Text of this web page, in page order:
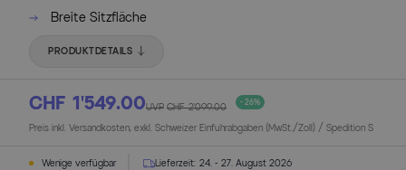
Breite Sitzfläche
PRODUKTDETAILS
CHF 1’549.00UVP CHF 2’099.00 - 26%
Preis inkl. Versandkosten, exkl. Schweizer Einfuhrabgaben (MwSt./Zoll) / Spedition S
Wenige verfügbar Lieferzeit: 24. - 27. August 2026